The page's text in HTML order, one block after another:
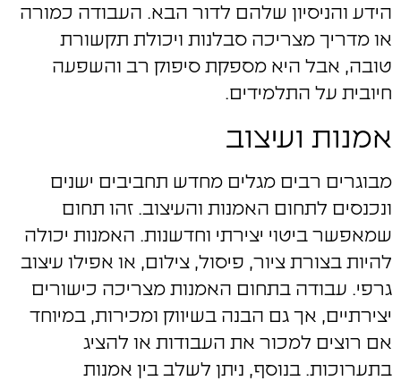
הידע והניסיון שלהם לדור הבא. העבודה כמורה
או מדריך מצריכה סבלנות ויכולת תקשורת
טובה, אבל היא מספקת סיפוק רב והשפעה
חיובית על התלמידים.
אמנות ועיצוב
מבוגרים רבים מגלים מחדש תחביבים ישנים
ונכנסים לתחום האמנות והעיצוב. זהו תחום
שמאפשר ביטוי יצירתי וחדשנות. האמנות יכולה
להיות בצורת ציור, פיסול, צילום, או אפילו עיצוב
גרפי. עבודה בתחום האמנות מצריכה כישורים
יצירתיים, אך גם הבנה בשיווק ומכירות, במיוחד
אם רוצים למכור את העבודות או להציג
בתערוכות. בנוסף, ניתן לשלב בין אמנות